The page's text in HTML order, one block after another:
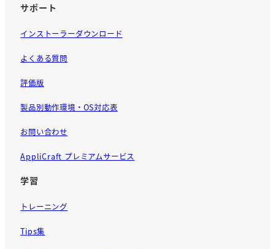
サポート
インストーラーダウンロード
よくある質問
評価版
製品別動作環境・OS対応表
お問い合わせ
AppliCraft プレミアムサービス
学習
トレーニング
Tips集